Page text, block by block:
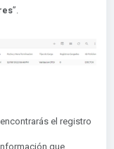
s”.
el registro
que